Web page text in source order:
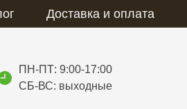
Доставка и оплата
ПН-ПТ: 9:00-17:00
СБ-ВС: выходные